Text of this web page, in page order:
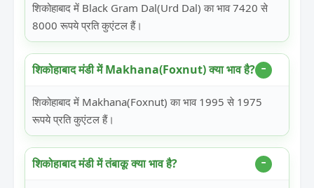
शिकोहाबाद में Black Gram Dal(Urd Dal) का भाव 7420 से
8000 रूपये प्रति कुएंटल हैं।
शिकोहाबाद मंडी में Makhana(Foxnut) क्या भाव है?
शिकोहाबाद में Makhana(Foxnut) का भाव 1995 से 1975
रूपये प्रति कुएंटल हैं।
शिकोहाबाद मंडी में तंबाकू क्या भाव है?